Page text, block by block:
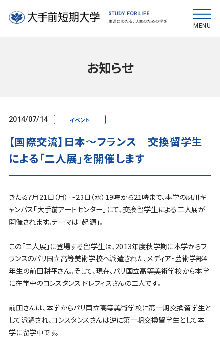
MENU
お知らせ
2014/07/14 イベント
【国際交流】日本〜フランス 交換留学生
による「二人展」を開催します
きたる7月21日（月）〜23日（水）19時から21時まで、本学の夙川キ
ャンパス「大手前アートセンター」にて、交換留学生による二人展が
開催されます。テーマは「起源」。
この「二人展」に登場する留学生は、2013年度秋学期に本学からフ
ランスのパリ国立高等美術学校へ派遣された、メディア・芸術学部4
年生の前田耕平さん。そして、現在、パリ国立高等美術学校から本学
に在学中のコンスタンス ドレフィスさんの二人です。
前田さんは、本学からパリ国立高等美術学校に第一期交換留学生と
して派遣され、コンスタンスさんは逆に第一期交換留学生として本
学に留学中です。